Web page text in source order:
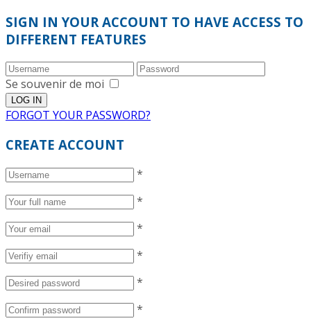
SIGN IN YOUR ACCOUNT TO HAVE ACCESS TO
DIFFERENT FEATURES
Se souvenir de moi
FORGOT YOUR PASSWORD?
CREATE ACCOUNT
*
*
*
*
*
*